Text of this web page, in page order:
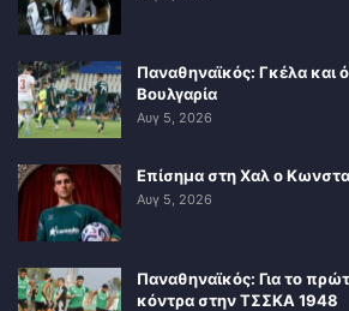
Παναθηναϊκός: Γκέλα και
Βουλγαρία
Αυγ 5, 2026
Επίσημα στη Χαλ ο
Αυγ 5, 2026
Παναθηναϊκός: Για το
κόντρα στην ΤΣΣΚΑ 1948